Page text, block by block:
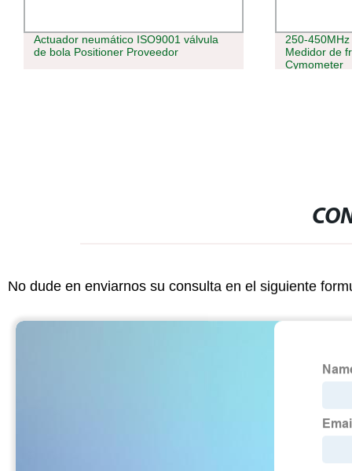
Actuador neumático ISO9001 válvula
de bola Positioner Proveedor
250-
Medidor de
Cymometer
No dude en enviarnos su consulta en el siguiente